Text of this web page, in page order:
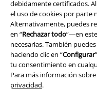
debidamente certificados. Al
el uso de cookies por parte
Alternativamente, puedes
en “Rechazar todo”—en
necesarias. También
haciendo clic en “Configurar
tu consentimiento en
Para más información
privacidad.